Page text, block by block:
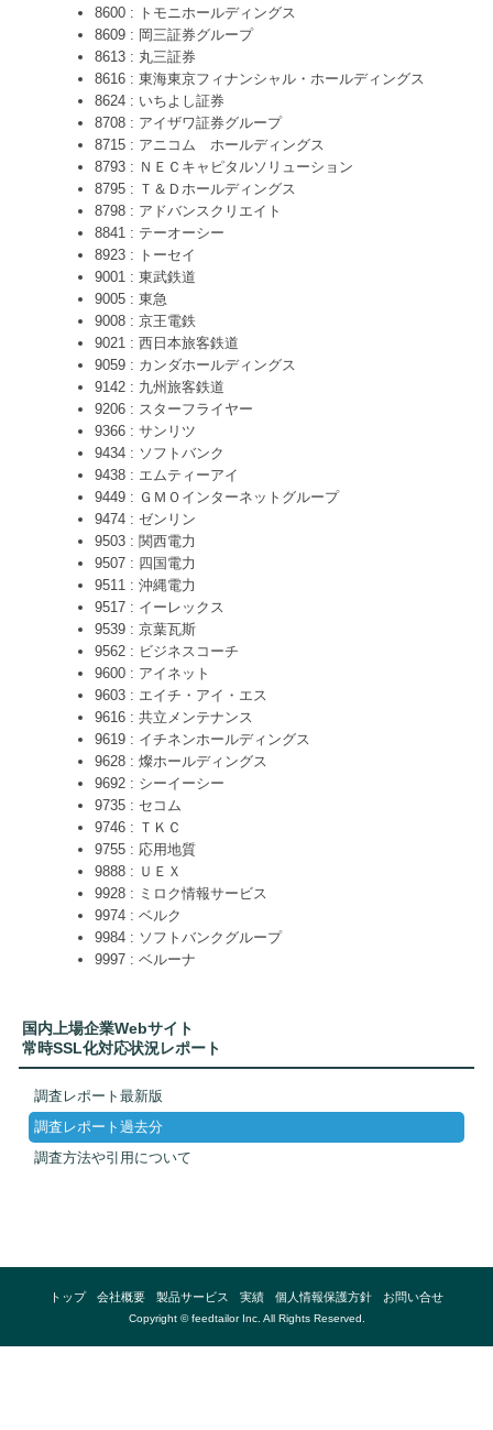
国内上場企業Webサイト
常時SSL化対応状況レポート
調査レポート最新版
調査レポート過去分
調査方法や引用について
8600 : トモニホールディングス
8609 : 岡三証券グループ
8613 : 丸三証券
8616 : 東海東京フィナンシャル・ホールディングス
8624 : いちよし証券
8708 : アイザワ証券グループ
8715 : アニコム ホールディングス
8793 : ＮＥＣキャピタルソリューション
8795 : Ｔ＆Ｄホールディングス
8798 : アドバンスクリエイト
8841 : テーオーシー
8923 : トーセイ
9001 : 東武鉄道
9005 : 東急
9008 : 京王電鉄
9021 : 西日本旅客鉄道
9059 : カンダホールディングス
9142 : 九州旅客鉄道
9206 : スターフライヤー
9366 : サンリツ
9434 : ソフトバンク
9438 : エムティーアイ
9449 : ＧＭＯインターネットグループ
9474 : ゼンリン
9503 : 関西電力
9507 : 四国電力
9511 : 沖縄電力
9517 : イーレックス
9539 : 京葉瓦斯
9562 : ビジネスコーチ
9600 : アイネット
9603 : エイチ・アイ・エス
9616 : 共立メンテナンス
9619 : イチネンホールディングス
9628 : 燦ホールディングス
9692 : シーイーシー
9735 : セコム
9746 : ＴＫＣ
9755 : 応用地質
9888 : ＵＥＸ
9928 : ミロク情報サービス
9974 : ベルク
9984 : ソフトバンクグループ
9997 : ベルーナ
トップ 会社概要 製品サービス 実績 個人情報保護方針 お問い合せ
Copyright © feedtailor Inc. All Rights Reserved.